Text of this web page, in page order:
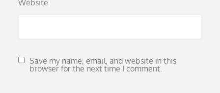
Website
Save my name, email, and website in this
browser for the next time I comment.